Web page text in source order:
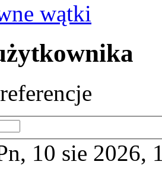
wątki
10 sie 2026,